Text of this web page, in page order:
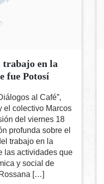
trabajo en la
fue Potosí
al Café”,
el colectivo Marcos
del viernes 18
profunda sobre el
trabajo en la
las actividades que
y social de
[…]